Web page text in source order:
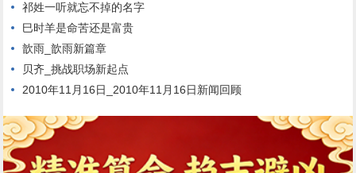
祁姓一听就忘不掉的名字
巳时羊是命苦还是富贵
歆雨_歆雨新篇章
贝齐_挑战职场新起点
2010年11月16日_2010年11月16日新闻回顾